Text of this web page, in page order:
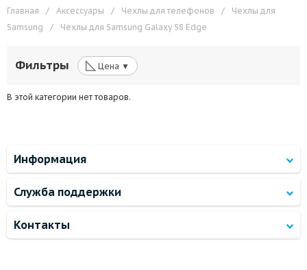
Главная / Аксессуары / Чехлы для телефонов /
Чехлы для
Samsung
/ Чехлы для Samsung Galaxy S8 Edge
Фильтры ◺ Цена ▼
В этой категории нет товаров.
Информация
Служба поддержки
Контакты